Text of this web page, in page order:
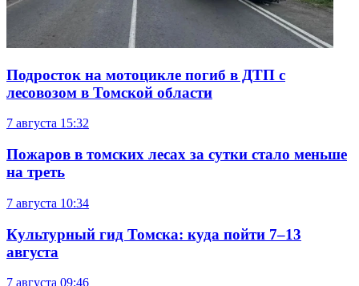
Подросток на мотоцикле погиб в ДТП с
лесовозом в Томской области
7 августа 15:32
Пожаров в томских лесах за сутки стало меньше
на треть
7 августа 10:34
Культурный гид Томска: куда пойти 7–13
августа
7 августа 09:46